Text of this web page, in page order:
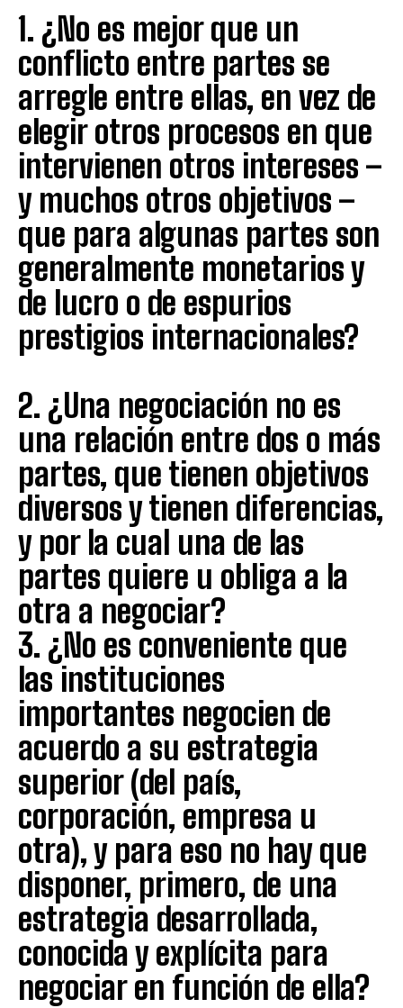
1. ¿No es mejor que un
conflicto entre partes se
arregle entre ellas, en vez de
elegir otros procesos en que
intervienen otros intereses –
y muchos otros objetivos –
que para algunas partes son
generalmente monetarios y
de lucro o de espurios
prestigios internacionales?
2. ¿Una negociación no es
una relación entre dos o más
partes, que tienen objetivos
diversos y tienen diferencias,
y por la cual una de las
partes quiere u obliga a la
otra a negociar?
3. ¿No es conveniente que
las instituciones
importantes negocien de
acuerdo a su estrategia
superior (del país,
corporación, empresa u
otra), y para eso no hay que
disponer, primero, de una
estrategia desarrollada,
conocida y explícita para
negociar en función de ella?